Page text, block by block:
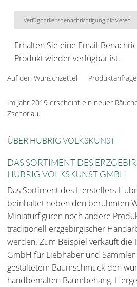
Verfügbarkeitsbenachrichtigung aktivieren
Erhalten Sie eine Email-
Produkt wieder verfügbar ist.
Auf den Wunschzettel Produktanfrage
Im Jahr 2019 erscheint ein neuer
Zschorlau.
ÜBER HUBRIG VOLKSKUNST
DAS SORTIMENT DES
HUBRIG VOLKSKUNST GMBH
Das Sortiment des Herstellers
beinhaltet neben den berühmten
Miniaturfiguren noch andere
traditionell erzgebirgischer
werden. Zum Beispiel verkauft die
GmbH für Liebhaber und Sammler
gestaltetem Baumschmuck den
handbemalten Baumbehang.